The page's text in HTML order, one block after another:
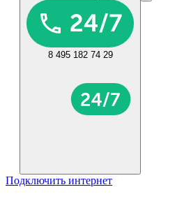
8 495 182 74 29
Подключить интернет